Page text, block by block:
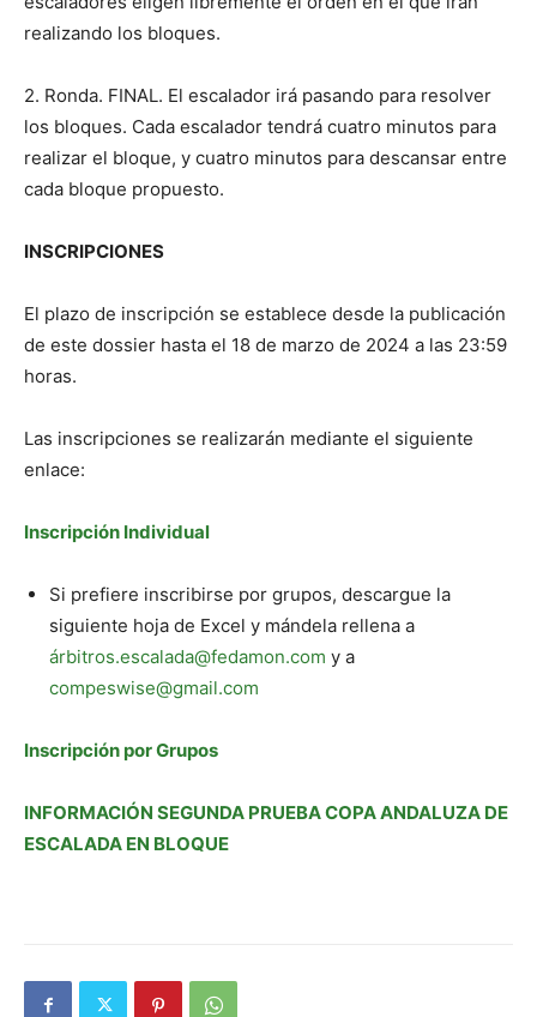
realizando los bloques.
2. Ronda. FINAL. El escalador irá pasando para resolver
los bloques. Cada escalador tendrá cuatro minutos para
realizar el bloque, y cuatro minutos para descansar entre
cada bloque propuesto.
INSCRIPCIONES
El plazo de inscripción se establece desde la publicación
de este dossier hasta el 18 de marzo de 2024 a las 23:59
horas.
Las inscripciones se realizarán mediante el siguiente
enlace:
Inscripción Individual
Si prefiere inscribirse por grupos, descargue la
siguiente hoja de Excel y mándela rellena a
árbitros.escalada@fedamon.com y a
compeswise@gmail.com
Inscripción por Grupos
INFORMACIÓN SEGUNDA PRUEBA COPA ANDALUZA DE
ESCALADA EN BLOQUE